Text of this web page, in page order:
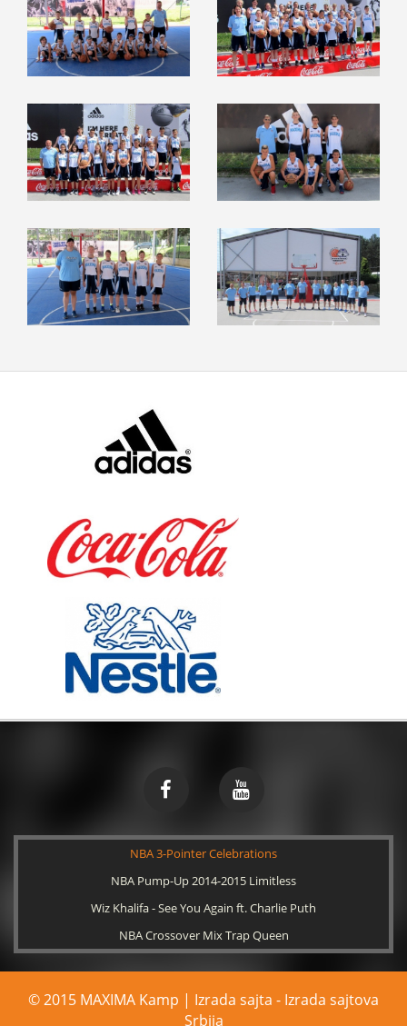
NBA 3-Pointer Celebrations
NBA Pump-Up 2014-2015 Limitless
Wiz Khalifa - See You Again ft. Charlie Puth
NBA Crossover Mix Trap Queen
© 2015 MAXIMA Kamp | Izrada sajta - Izrada sajtova
Srbija